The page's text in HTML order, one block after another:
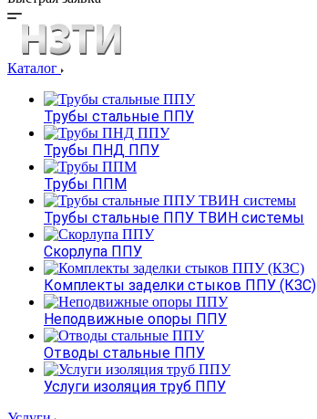
Каталог
Трубы стальные ППУ
Трубы ПНД ППУ
Трубы ППМ
Трубы стальные ППУ ТВИН системы
Скорлупа ППУ
Комплекты заделки стыков ППУ (КЗС)
Неподвижные опоры ППУ
Отводы стальные ППУ
Услуги изоляция труб ППУ